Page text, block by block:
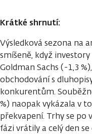
Krátké shrnutí:
Výsledková sezona na
smíšeně, když
Goldman Sachs (-1,3
obchodování s
konkurentům.
%) naopak vykázala v
překvapení. Trhy se
fázi vrátily a celý den